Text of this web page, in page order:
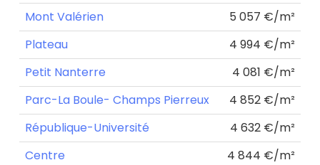
Mont Valérien
5 057 €/m²
Plateau
4 994 €/m²
Petit Nanterre
4 081 €/m²
Parc-La Boule- Champs Pierreux
4 852 €/m²
République-Université
4 632 €/m²
Centre
4 844 €/m²